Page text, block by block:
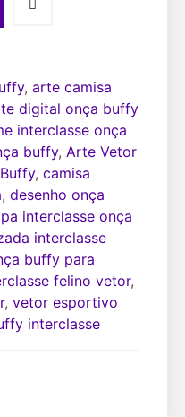
, arte camisa
digital onça buffy
interclasse onça
buffy, Arte Vetor
, camisa
, desenho onça
interclasse onça
interclasse
buffy para
felino vetor,
, vetor esportivo
interclasse